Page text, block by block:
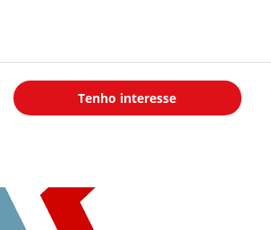
variáveil
Pneus
: 195/65 R15
Combustível : Gasolina e etanol
Tenho interesse